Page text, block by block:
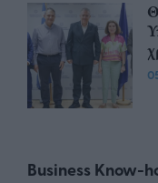
Business Know-